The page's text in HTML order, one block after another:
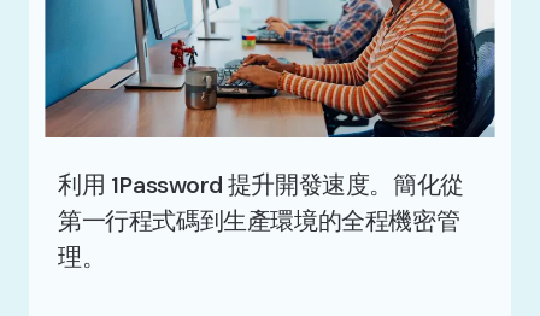
利用 1Password 提升開發速度。簡化從
第一行程式碼到生產環境的全程機密管
理。